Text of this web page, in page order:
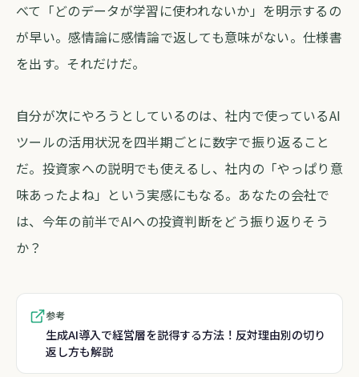
べて「どのデータが学習に使われないか」を明示するの
が早い。感情論に感情論で返しても意味がない。仕様書
を出す。それだけだ。
自分が次にやろうとしているのは、社内で使っているAI
ツールの活用状況を四半期ごとに数字で振り返ること
だ。投資家への説明でも使えるし、社内の「やっぱり意
味あったよね」という実感にもなる。あなたの会社で
は、今年の前半でAIへの投資判断をどう振り返りそう
か？
参考
生成AI導入で経営層を説得する方法！反対理由別の切り
返し方も解説